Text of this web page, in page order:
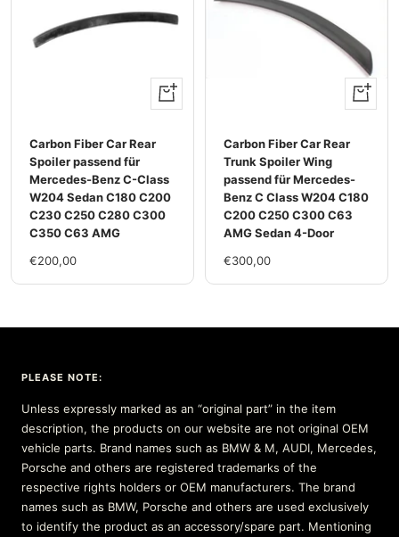
+
Add
Carbon Fiber Car Rear
Spoiler passend für
Mercedes-Benz C-Class
W204 Sedan C180 C200
C230 C250 C280 C300
C350 C63 AMG
Sale
€200,00
+
Add
Carbon Fiber Car Rear
Trunk Spoiler Wing
passend für Mercedes-
Benz C Class W204 C180
C200 C250 C300 C63
AMG Sedan 4-Door
Sale
€300,00
PLEASE NOTE:
Unless expressly marked as an “original part” in the item
description, the products on our website are not original OEM
vehicle parts. Brand names such as BMW & M, AUDI, Mercedes,
Porsche and others are registered trademarks of the
respective rights holders or OEM manufacturers. The brand
names such as BMW, Porsche and others are used exclusively
to identify the product as an accessory/spare part. Mentioning